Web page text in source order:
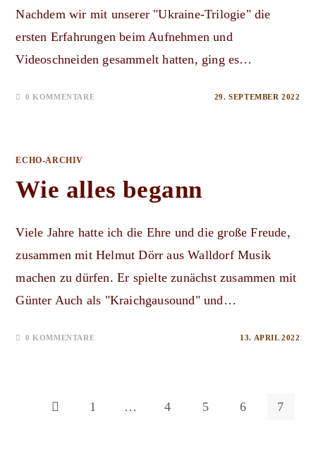
Nachdem wir mit unserer "Ukraine-Trilogie" die
ersten Erfahrungen beim Aufnehmen und
Videoschneiden gesammelt hatten, ging es…
0 KOMMENTARE 29. SEPTEMBER 2022
ECHO-ARCHIV
Wie alles begann
Viele Jahre hatte ich die Ehre und die große Freude,
zusammen mit Helmut Dörr aus Walldorf Musik
machen zu dürfen. Er spielte zunächst zusammen mit
Günter Auch als "Kraichgausound" und…
0 KOMMENTARE 13. APRIL 2022
Zur vorherigen Seite
1 … 4 5 6 7